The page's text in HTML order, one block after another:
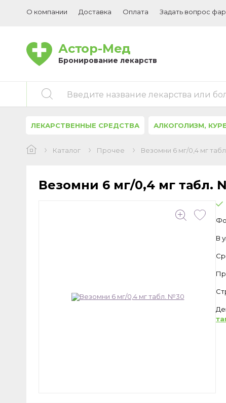
О компании Доставка Оплата Задать вопрос
Астор-Мед
Бронирование лекарств
Введите название лекарства или
ЛЕКАРСТВЕННЫЕ СРЕДСТВА АЛКОГОЛИЗМ,
Каталог Прочее Везомни 6 мг/0,4 мг
Везомни 6 мг/0,4 мг табл.
В